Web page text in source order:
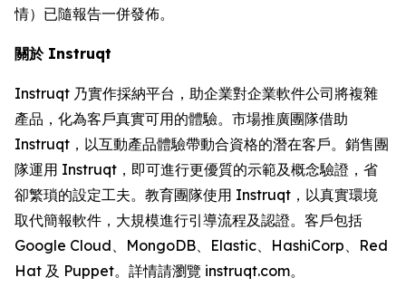
情）已隨報告一併發佈。
關於 Instruqt
Instruqt 乃實作採納平台，助企業對企業軟件公司將複雜
產品，化為客戶真實可用的體驗。市場推廣團隊借助
Instruqt，以互動產品體驗帶動合資格的潛在客戶。銷售團
隊運用 Instruqt，即可進行更優質的示範及概念驗證，省
卻繁瑣的設定工夫。教育團隊使用 Instruqt，以真實環境
取代簡報軟件，大規模進行引導流程及認證。客戶包括
Google Cloud、MongoDB、Elastic、HashiCorp、Red
Hat 及 Puppet。詳情請瀏覽 instruqt.com。